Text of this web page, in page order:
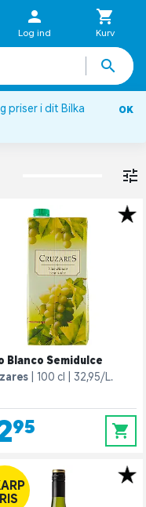
priser i dit Bilka
OK
Log ind Kurv
Blanco Semidulce
100 cl 32,95/L.
0